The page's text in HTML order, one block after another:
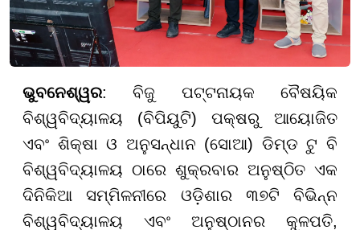
ଭୁବନେଶ୍ୱର: ବିଜୁ ପଟ୍ଟନାୟକ ବୈଷୟିକ
ବିଶ୍ୱବିଦ୍ୟାଳୟ (ବିପିୟୁଟି) ପକ୍ଷରୁ ଆୟୋଜିତ
ଏବଂ ଶିକ୍ଷା ଓ ଅନୁସନ୍ଧାନ (ସୋଆ) ଡିମ୍ଡ ଟୁ ବି
ବିଶ୍ୱବିଦ୍ୟାଳୟ ଠାରେ ଶୁକ୍ରବାର ଅନୁଷ୍ଠିତ ଏକ
ଦିନିକିଆ ସମ୍ମିଳନୀରେ ଓଡ଼ିଶାର ୩୭ଟି ବିଭିନ୍ନ
ବିଶ୍ୱବିଦ୍ୟାଳୟ ଏବଂ ଅନୁଷ୍ଠାନର କୁଳପତି,